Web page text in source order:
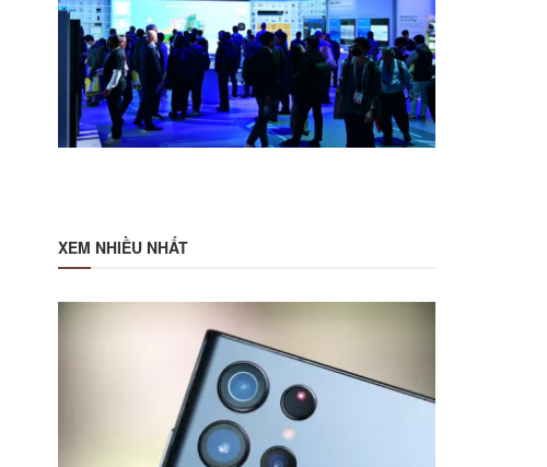
XEM NHIỀU NHẤT